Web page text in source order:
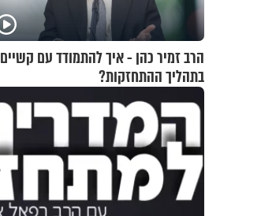
הרב זמיר כהן - איך להתמודד עם קשיים
בתהליך ההתחזקות?